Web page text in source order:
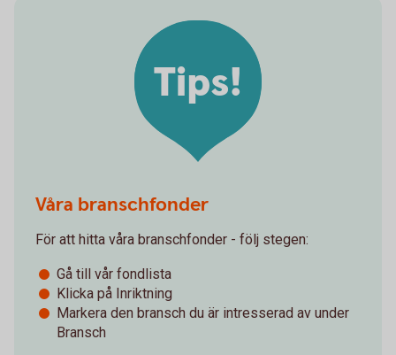
Våra branschfonder
För att hitta våra branschfonder - följ stegen:
Gå till vår fondlista
Klicka på Inriktning
Markera den bransch du är intresserad av under
Bransch
Tips!